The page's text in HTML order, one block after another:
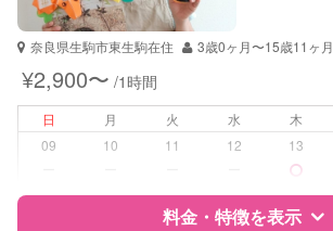
学校/塾の補習・宿題 小学生
算数
奈良県生駒市東生駒在住 3歳0ヶ月〜15歳11ヶ月
¥2,900〜 /1時間
日 月 火 水 木
09
10 11 12 13
料金・特徴を表示